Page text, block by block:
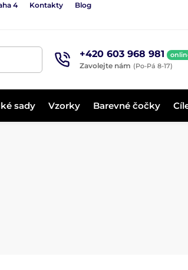
4 Kontakty
Blog
+420 603 968 981
Zavolejte nám (Po-Pá 8-17)
sady Vzorky Barevné čočky